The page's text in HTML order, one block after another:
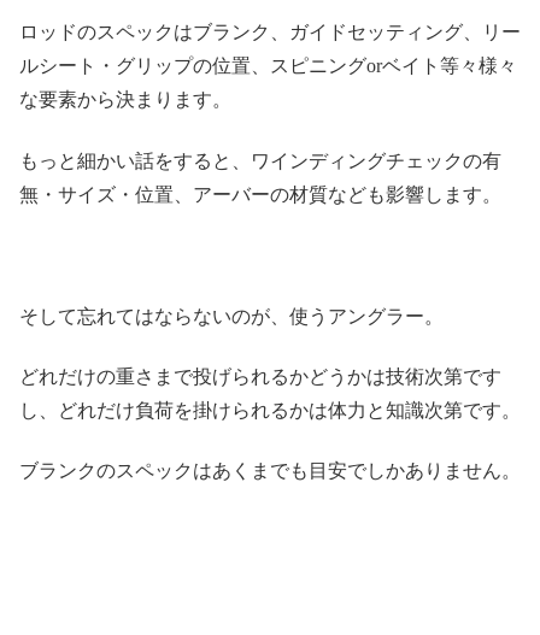
ロッドのスペックはブランク、ガイドセッティング、リー
ルシート・グリップの位置、スピニングorベイト等々様々
な要素から決まります。
もっと細かい話をすると、ワインディングチェックの有
無・サイズ・位置、アーバーの材質なども影響します。
そして忘れてはならないのが、使うアングラー。
どれだけの重さまで投げられるかどうかは技術次第です
し、どれだけ負荷を掛けられるかは体力と知識次第です。
ブランクのスペックはあくまでも目安でしかありません。